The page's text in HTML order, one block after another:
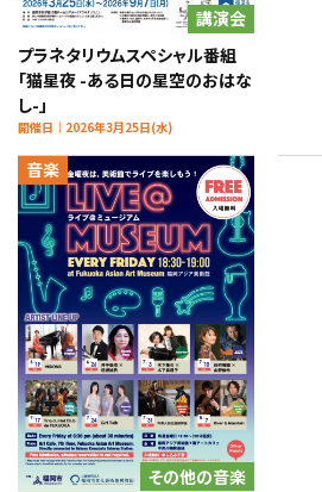
講演会
プラネタリウムスペシャル番組
「猫星夜 -ある日の星空のおはな
し-」
開催日｜2026年3月25日(水)
音楽
その他の音楽